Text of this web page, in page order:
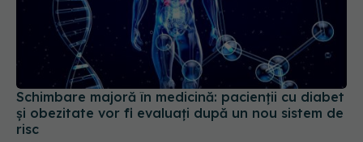
Schimbare majoră în medicină: pacienții cu diabet
și obezitate vor fi evaluați după un nou sistem de
risc